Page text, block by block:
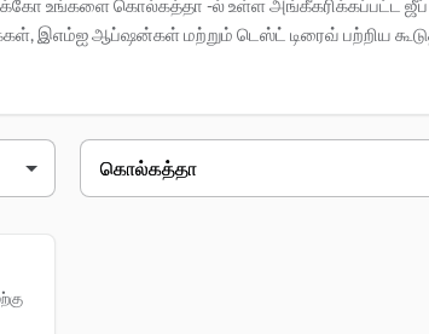
உங்களை கொல்கத்தா -ல் உள்ள அங்கீகரிக்கப்பட்ட
இஎம்ஐ ஆப்ஷன்கள் மற்றும் டெஸ்ட் டிரைவ் பற்றிய
பகுதி, கொல்கத்தா, 700016